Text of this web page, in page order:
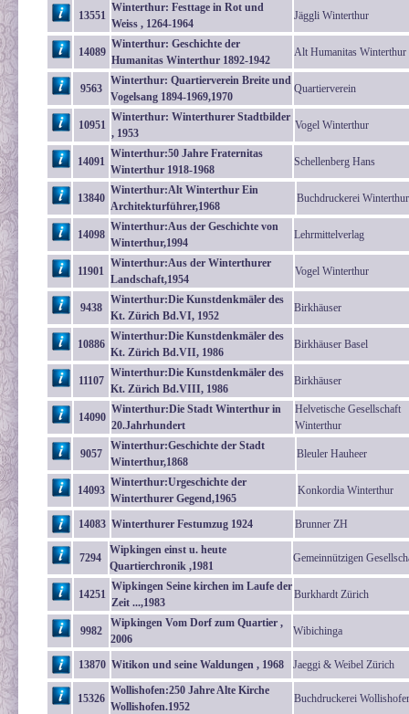
13551
Winterthur: Festtage in Rot und
Weiss , 1264-1964
Jäggli Winterthur
14089
Winterthur: Geschichte der
Humanitas Winterthur 1892-1942
Alt Humanitas Winterthur
9563
Winterthur: Quartierverein Breite und
Vogelsang 1894-1969,1970
Quartierverein
10951
Winterthur: Winterthurer Stadtbilder
, 1953
Vogel Winterthur
14091
Winterthur:50 Jahre Fraternitas
Winterthur 1918-1968
Schellenberg Hans
13840
Winterthur:Alt Winterthur Ein
Architekturführer,1968
Buchdruckerei Winterthur
14098
Winterthur:Aus der Geschichte von
Winterthur,1994
Lehrmittelverlag
11901
Winterthur:Aus der Winterthurer
Landschaft,1954
Vogel Winterthur
9438
Winterthur:Die Kunstdenkmäler des
Kt. Zürich Bd.VI, 1952
Birkhäuser
10886
Winterthur:Die Kunstdenkmäler des
Kt. Zürich Bd.VII, 1986
Birkhäuser Basel
11107
Winterthur:Die Kunstdenkmäler des
Kt. Zürich Bd.VIII, 1986
Birkhäuser
14090
Winterthur:Die Stadt Winterthur in
20.Jahrhundert
Helvetische Gesellschaft
Winterthur
9057
Winterthur:Geschichte der Stadt
Winterthur,1868
Bleuler Hauheer
14093
Winterthur:Urgeschichte der
Winterthurer Gegend,1965
Konkordia Winterthur
14083 Winterthurer Festumzug 1924 Brunner ZH
7294
Wipkingen einst u. heute
Quartierchronik ,1981
Gemeinnützigen
14251
Wipkingen Seine kirchen im Laufe der
Zeit ...,1983
Burkhardt Zürich
9982
Wipkingen Vom Dorf zum Quartier ,
2006
Wibichinga
13870 Witikon und seine Waldungen , 1968 Jaeggi & Weibel Zürich
15326
Wollishofen:250 Jahre Alte Kirche
Wollishofen.1952
Buchdruckerei